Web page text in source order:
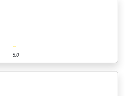
5.0